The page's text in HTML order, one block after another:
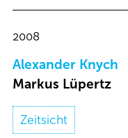
2008
Alexander Knych​
Markus Lüpertz​
Zeitsicht